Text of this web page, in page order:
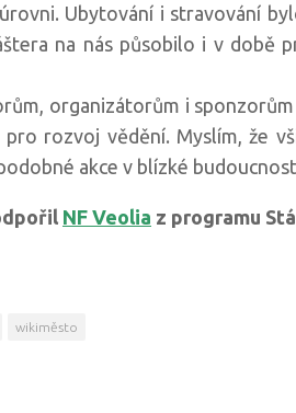
Ubytování i stravování
na nás působilo i v době
organizátorům i
rozvoj vědění. Myslím, že
akce v blízké
NF Veolia z programu
wikiměsto